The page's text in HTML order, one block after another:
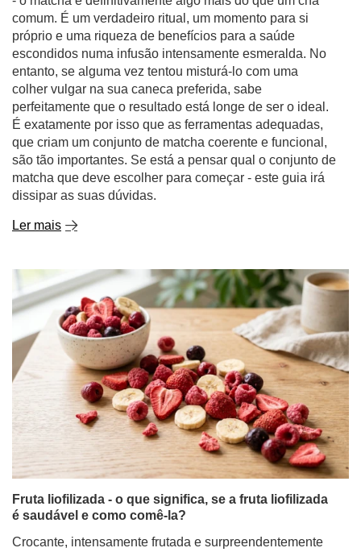
comum. É um verdadeiro ritual, um momento para si
próprio e uma riqueza de benefícios para a saúde
escondidos numa infusão intensamente esmeralda. No
entanto, se alguma vez tentou misturá-lo com uma
colher vulgar na sua caneca preferida, sabe
perfeitamente que o resultado está longe de ser o ideal.
É exatamente por isso que as ferramentas adequadas,
que criam um conjunto de matcha coerente e funcional,
são tão importantes. Se está a pensar qual o conjunto de
matcha que deve escolher para começar - este guia irá
dissipar as suas dúvidas.
Ler mais
Fruta liofilizada - o que significa, se a fruta liofilizada
é saudável e como comê-la?
Crocante, intensamente frutada e surpreendentemente